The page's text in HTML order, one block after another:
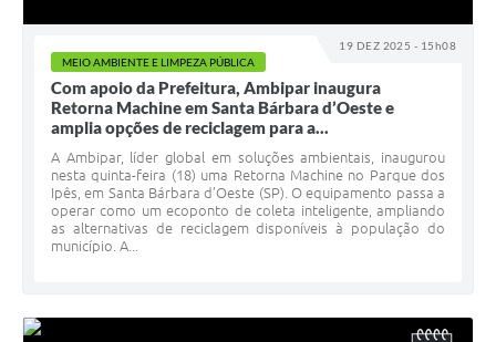
19 DEZ 2025 - 15h08
MEIO AMBIENTE E LIMPEZA PÚBLICA
Com apoio da Prefeitura, Ambipar inaugura
Retorna Machine em Santa Bárbara d’Oeste e
amplia opções de reciclagem para a...
A Ambipar, líder global em soluções ambientais, inaugurou
nesta quinta-feira (18) uma Retorna Machine no Parque dos
Ipês, em Santa Bárbara d’Oeste (SP). O equipamento passa a
operar como um ecoponto de coleta inteligente, ampliando
as alternativas de reciclagem disponíveis à população do
município. A...